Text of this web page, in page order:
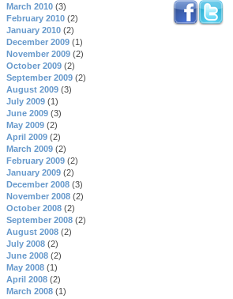
March 2010 (3)
February 2010 (2)
January 2010 (2)
December 2009 (1)
November 2009 (2)
October 2009 (2)
September 2009 (2)
August 2009 (3)
July 2009 (1)
June 2009 (3)
May 2009 (2)
April 2009 (2)
March 2009 (2)
February 2009 (2)
January 2009 (2)
December 2008 (3)
November 2008 (2)
October 2008 (2)
September 2008 (2)
August 2008 (2)
July 2008 (2)
June 2008 (2)
May 2008 (1)
April 2008 (2)
March 2008 (1)